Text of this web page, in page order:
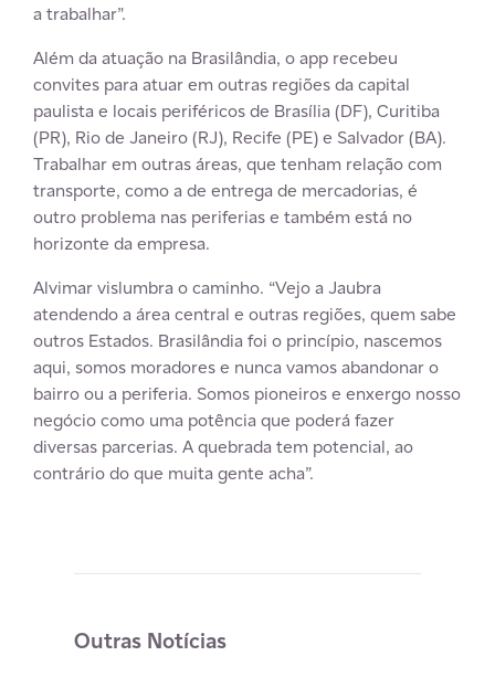
a trabalhar”.
Além da atuação na Brasilândia, o app recebeu
convites para atuar em outras regiões da capital
paulista e locais periféricos de Brasília (DF), Curitiba
(PR), Rio de Janeiro (RJ), Recife (PE) e Salvador (BA).
Trabalhar em outras áreas, que tenham relação com
transporte, como a de entrega de mercadorias, é
outro problema nas periferias e também está no
horizonte da empresa.
Alvimar vislumbra o caminho. “Vejo a Jaubra
atendendo a área central e outras regiões, quem sabe
outros Estados. Brasilândia foi o princípio, nascemos
aqui, somos moradores e nunca vamos abandonar o
bairro ou a periferia. Somos pioneiros e enxergo nosso
negócio como uma potência que poderá fazer
diversas parcerias. A quebrada tem potencial, ao
contrário do que muita gente acha”.
Outras Notícias